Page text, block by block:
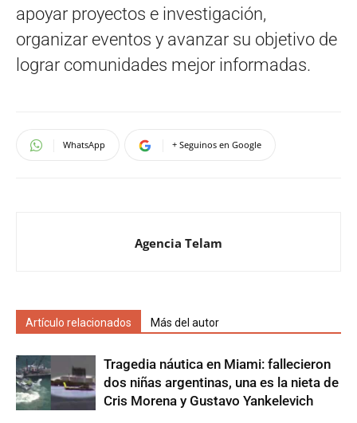
apoyar proyectos e investigación,
organizar eventos y avanzar su objetivo de
lograr comunidades mejor informadas.
WhatsApp + Seguinos en Google
Agencia Telam
Artículo relacionados Más del autor
Tragedia náutica en Miami: fallecieron
dos niñas argentinas, una es la nieta de
Cris Morena y Gustavo Yankelevich